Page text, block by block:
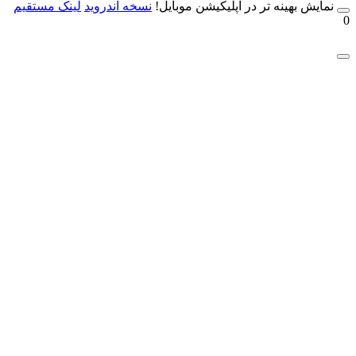
بهینه تر در اپلیکیشن موبایل!نسخه آندروید لینک مستقیم